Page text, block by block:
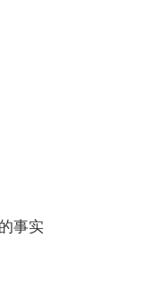
事实